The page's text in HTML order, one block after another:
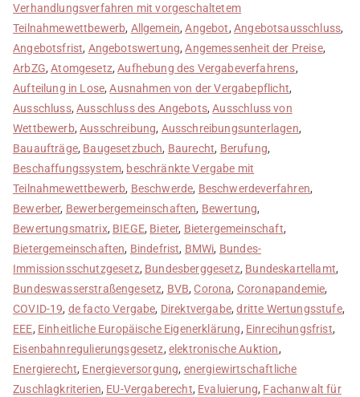
Verhandlungsverfahren mit vorgeschaltetem
Teilnahmewettbewerb, Allgemein,Angebot, Angebotsausschluss,
Angebotsfrist, Angebotswertung,Angemessenheit der Preise,
ArbZG,Atomgesetz,Aufhebung des Vergabeverfahrens,
Aufteilung in Lose,Ausnahmen von der Vergabepflicht,
Ausschluss,Ausschluss des Angebots,Ausschluss von
Wettbewerb,Ausschreibung, Ausschreibungsunterlagen,
Bauaufträge, Baugesetzbuch, Baurecht, Berufung,
Beschaffungssystem, beschränkte Vergabe mit
Teilnahmewettbewerb, Beschwerde, Beschwerdeverfahren,
Bewerber, Bewerbergemeinschaften, Bewertung,
Bewertungsmatrix, BIEGE, Bieter, Bietergemeinschaft,
Bietergemeinschaften, Bindefrist, BMWi, Bundes-
Immissionsschutzgesetz, Bundesberggesetz, Bundeskartellamt,
Bundeswasserstraßengesetz, BVB,Corona, Coronapandemie,
COVID-19, de facto Vergabe, Direktvergabe,dritte Wertungsstufe,
EEE, Einheitliche Europäische Eigenerklärung, Einrecihungsfrist,
Eisenbahnregulierungsgesetz, elektronische Auktion,
Energierecht, Energieversorgung, energiewirtschaftliche
Zuschlagkriterien, EU-Vergaberecht, Evaluierung, Fachanwalt für